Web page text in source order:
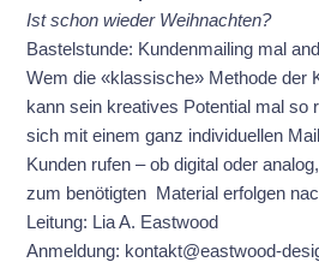
Ist schon wieder Weihnachten?
Bastelstunde: Kundenmailing mal
Wem die «klassische» Methode der
kann sein kreatives Potential mal so
sich mit einem ganz individuellen
Kunden rufen – ob digital oder
zum benötigten Material erfolgen
Leitung: Lia A. Eastwood
Anmeldung: kontakt@eastwood-